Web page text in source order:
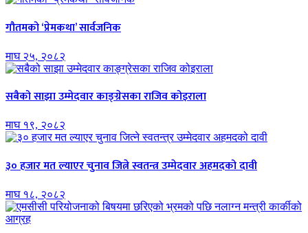
गौतमको ‘प्रेमकथा’ सार्वजनिक
माघ २५, २०८२
सबैको साझा उम्मेदवार काङ्ग्रेसका राजिव कोइराला
माघ १९, २०८२
३० हजार मत ल्याएर चुनाव जित्ने स्वतन्त्र उम्मेदवार अहमदको दावी
माघ १८, २०८२